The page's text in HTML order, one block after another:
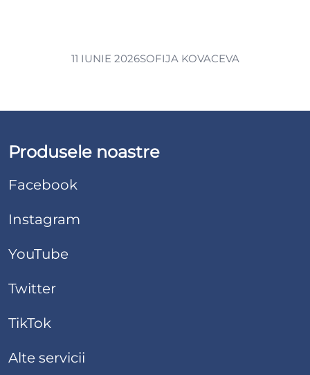
11 IUNIE 2026SOFIJA KOVACEVA
Produsele noastre
Facebook
Instagram
YouTube
Twitter
TikTok
Alte servicii